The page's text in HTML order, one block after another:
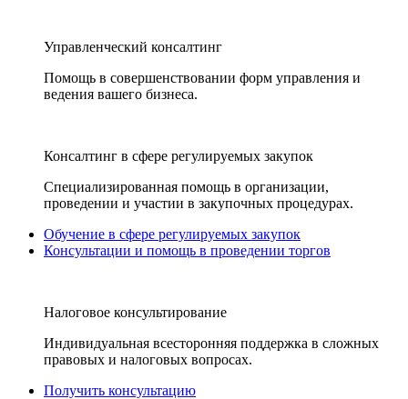
Управленческий консалтинг
Помощь в совершенствовании форм управления и
ведения вашего бизнеса.
Консалтинг в сфере регулируемых закупок
Специализированная помощь в организации,
проведении и участии в закупочных процедурах.
Обучение в сфере регулируемых закупок
Консультации и помощь в проведении торгов
Налоговое консультирование
Индивидуальная всесторонняя поддержка в сложных
правовых и налоговых вопросах.
Получить консультацию